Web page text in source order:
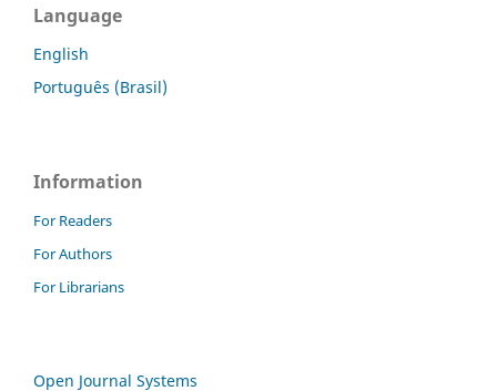
Language
English
Português (Brasil)
Information
For Readers
For Authors
For Librarians
Open Journal Systems